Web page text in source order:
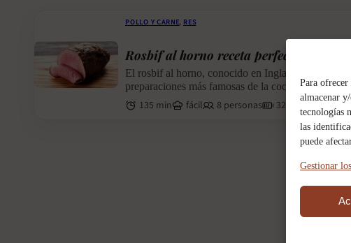
Para ofrecer
almacenar
tecnologías
las
puede
Gestionar
POLLO Y CARNE, RES
Rosbif al horno receta perfecta
El rosbif al horno, conocido en Inglaterra como
preparaciones más famosas de la cocina...
135 min fácil 8 personas 320 kcal